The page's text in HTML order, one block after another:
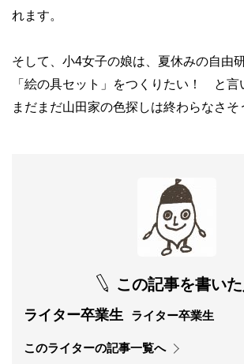
れます。
そして、小4女子の娘は、夏休みの自由
「絵の具セット」をつくりたい！ と言
まだまだ山田家の色探しは終わらなさそ
この記事を書いた
ライター卒業生 ライター卒業生
このライターの記事一覧へ